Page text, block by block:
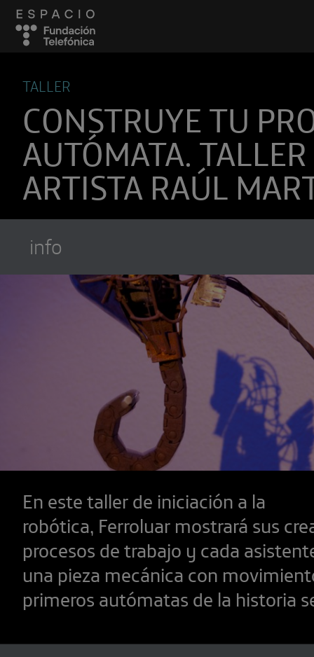
TALLER
CONSTRUYE TU
AUTÓMATA.
ARTISTA RAÚL
info
En este taller de iniciación a la
robótica, Ferroluar mostrará sus
procesos de trabajo y cada
una pieza mecánica con
primeros autómatas de la historia